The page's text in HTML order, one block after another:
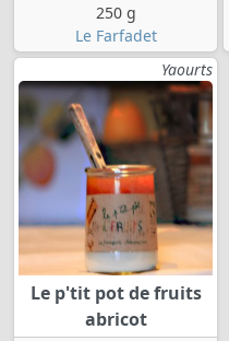
250 g
Le Farfadet
Yaourts
Le p'tit pot de fruits
abricot